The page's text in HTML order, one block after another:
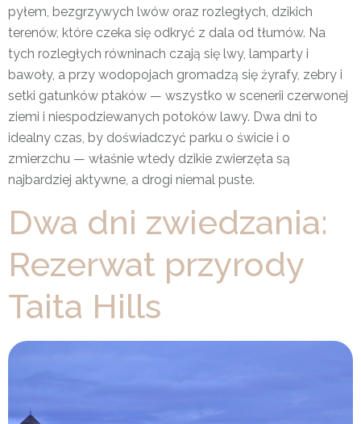
pyłem, bezgrzywych lwów oraz rozległych, dzikich
terenów, które czeka się odkryć z dala od tłumów. Na
tych rozległych równinach czają się lwy, lamparty i
bawoły, a przy wodopojach gromadzą się żyrafy, zebry i
setki gatunków ptaków — wszystko w scenerii czerwonej
ziemi i niespodziewanych potoków lawy. Dwa dni to
idealny czas, by doświadczyć parku o świcie i o
zmierzchu — właśnie wtedy dzikie zwierzęta są
najbardziej aktywne, a drogi niemal puste.
Dwa dni zwiedzania:
Rezerwat przyrody
Taita Hills